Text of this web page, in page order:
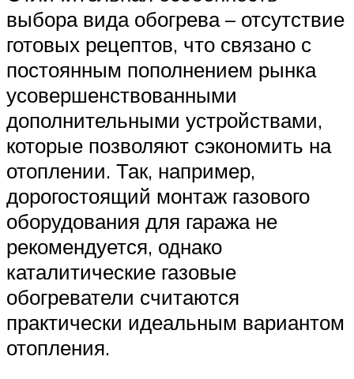
выбора вида обогрева – отсутствие
готовых рецептов, что связано с
постоянным пополнением рынка
усовершенствованными
дополнительными устройствами,
которые позволяют сэкономить на
отоплении. Так, например,
дорогостоящий монтаж газового
оборудования для гаража не
рекомендуется, однако
каталитические газовые
обогреватели считаются
практически идеальным вариантом
отопления.